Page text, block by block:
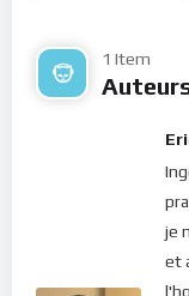
créé à l’image et à
Créateur du ciel et
notre volonté) et
coeur, Il déverse
lumière de sa
Et ces deux
vie et la mort car
1 Item
je
et